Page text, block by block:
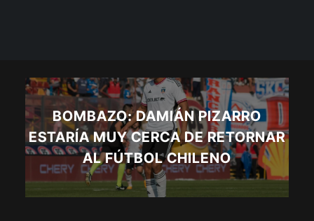
BOMBAZO: DAMIÁN PIZARRO
ESTARÍA MUY CERCA DE RETORNAR
AL FÚTBOL CHILENO